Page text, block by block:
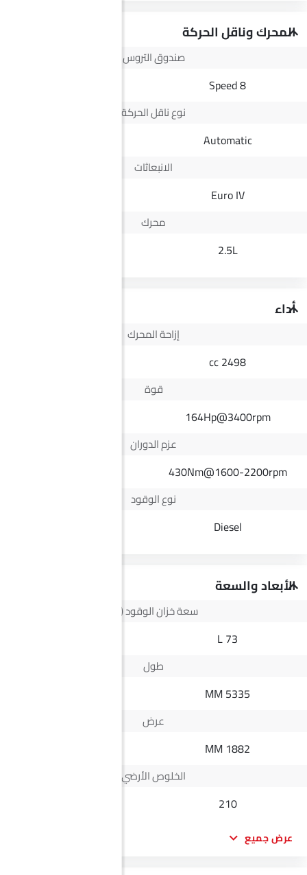
المحرك وناقل الحركة
صندوق التروس
8 Speed
نوع ناقل الحركة
Automatic
الانبعاثات
Euro IV
محرك
2.5L
أداء
إزاحة المحرك
2498 cc
قوة
164Hp@3400rpm
عزم الدوران
430Nm@1600-2200rpm
نوع الوقود
Diesel
الأبعاد والسعة
سعة خزان الوقود (لتر)
73 L
طول
5335 MM
عرض
1882 MM
الخلوص الأرضي
210
عرض جميع